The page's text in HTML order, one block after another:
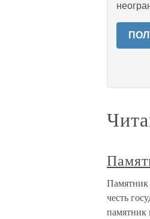
честь
памятник